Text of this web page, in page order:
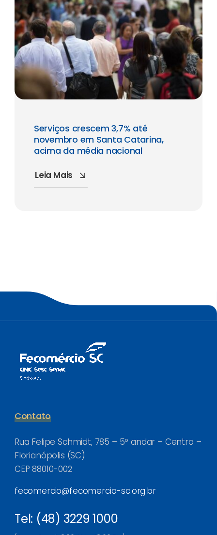
Serviços crescem 3,7% até
novembro em Santa Catarina,
acima da média nacional
Leia Mais
Contato
Rua Felipe Schmidt, 785 – 5º andar – Centro –
Florianópolis (SC)
CEP 88010-002
fecomercio@fecomercio-sc.org.br
Tel: (48) 3229 1000